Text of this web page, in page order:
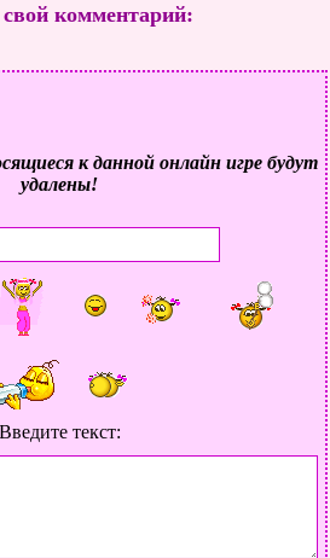
комментарий:
к данной онлайн игре будут
удалены!
Введите текст: